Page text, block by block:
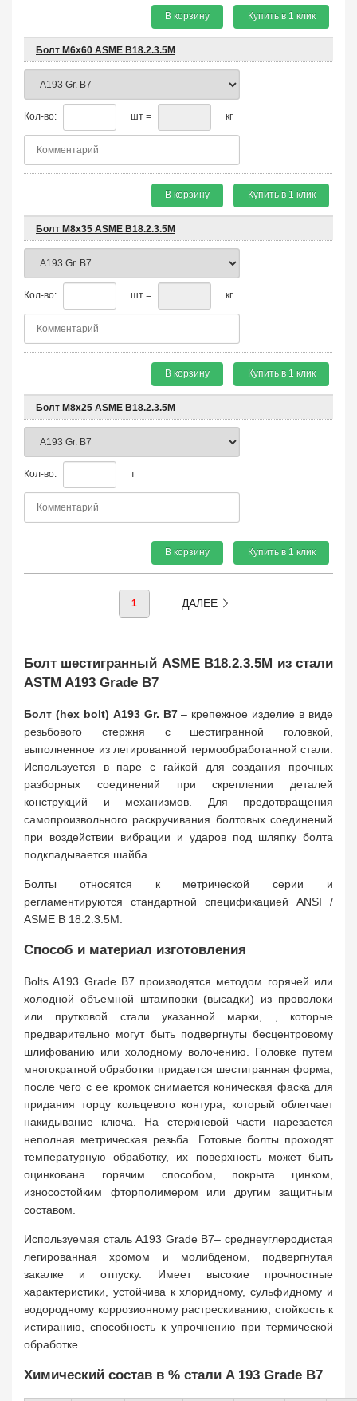
В корзину Купить в 1 клик
Болт М6х60 ASME B18.2.3.5M
Кол-во: шт = кг
В корзину Купить в 1 клик
Болт М8х35 ASME B18.2.3.5M
Кол-во: шт = кг
В корзину Купить в 1 клик
Болт М8х25 ASМE B18.2.3.5M
Кол-во: т
В корзину Купить в 1 клик
1 ДАЛЕЕ
Болт шестигранный ASME B18.2.3.5M из стали
ASTM A193 Grade B7
Болт (hex bolt) A193 Gr. B7– крепежное изделие в виде
резьбового стержня с шестигранной головкой,
выполненное из легированной термообработанной стали.
Используется в паре с гайкой для создания прочных
разборных соединений при скреплении деталей
конструкций и механизмов. Для предотвращения
самопроизвольного раскручивания болтовых соединений
при воздействии вибрации и ударов под шляпку болта
подкладывается шайба.
Болты относятся к метрической серии и
регламентируются стандартной спецификацией ANSI /
ASME B 18.2.3.5M.
Способ и материал изготовления
Bolts A193 Grade B7 производятся методом горячей или
холодной объемной штамповки (высадки) из проволоки
или прутковой стали указанной марки, , которые
предварительно могут быть подвергнуты бесцентровому
шлифованию или холодному волочению. Головке путем
многократной обработки придается шестигранная форма,
после чего с ее кромок снимается коническая фаска для
придания торцу кольцевого контура, который облегчает
накидывание ключа. На стержневой части нарезается
неполная метрическая резьба. Готовые болты проходят
температурную обработку, их поверхность может быть
оцинкована горячим способом, покрыта цинком,
износостойким фторполимером или другим защитным
составом.
Используемая сталь A193 Grade B7– среднеуглеродистая
легированная хромом и молибденом, подвергнутая
закалке и отпуску. Имеет высокие прочностные
характеристики, устойчива к хлоридному, сульфидному и
водородному коррозионному растрескиванию, стойкость к
истиранию, способность к упрочнению при термической
обработке.
Химический состав в % стали A 193 Grade B7